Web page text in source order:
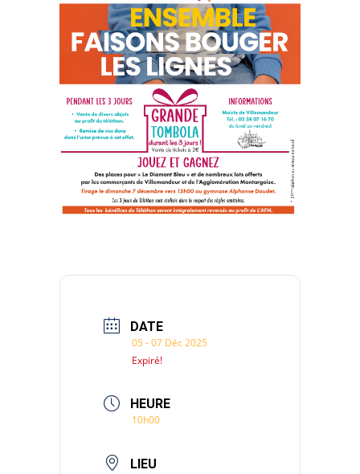
DATE
05 - 07 Déc 2025
Expiré!
HEURE
10h00
LIEU